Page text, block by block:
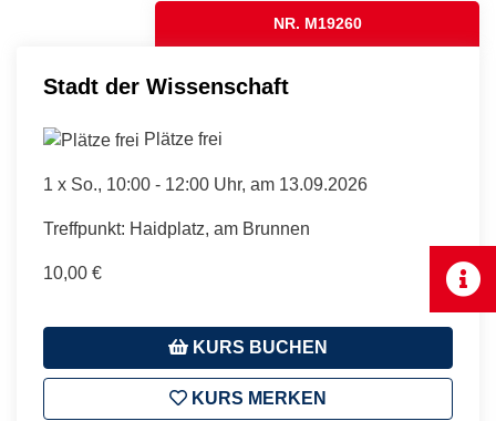
NR. M19260
Stadt der Wissenschaft
Plätze frei
1 x So., 10:00 - 12:00 Uhr, am 13.09.2026
Treffpunkt: Haidplatz, am Brunnen
10,00 €
KURS BUCHEN
KURS MERKEN